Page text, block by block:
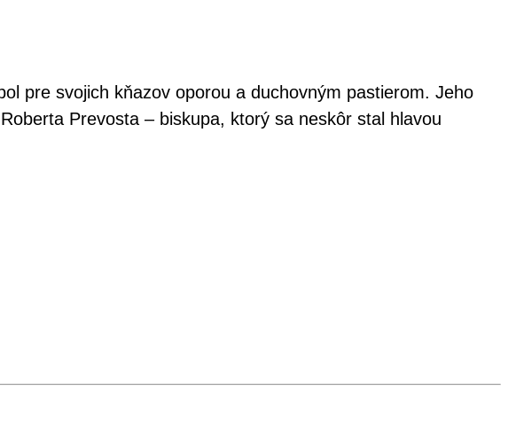
pre svojich kňazov oporou a duchovným pastierom. Jeho
Prevosta – biskupa, ktorý sa neskôr stal hlavou